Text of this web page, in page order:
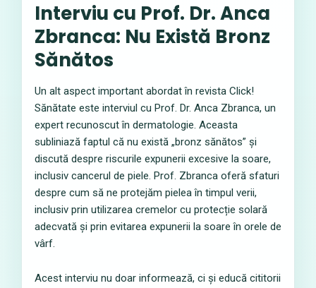
Interviu cu Prof. Dr. Anca
Zbranca: Nu Există Bronz
Sănătos
Un alt aspect important abordat în revista Click!
Sănătate este interviul cu Prof. Dr. Anca Zbranca, un
expert recunoscut în dermatologie. Aceasta
subliniază faptul că nu există „bronz sănătos” și
discută despre riscurile expunerii excesive la soare,
inclusiv cancerul de piele. Prof. Zbranca oferă sfaturi
despre cum să ne protejăm pielea în timpul verii,
inclusiv prin utilizarea cremelor cu protecție solară
adecvată și prin evitarea expunerii la soare în orele de
vârf.
Acest interviu nu doar informează, ci și educă cititorii